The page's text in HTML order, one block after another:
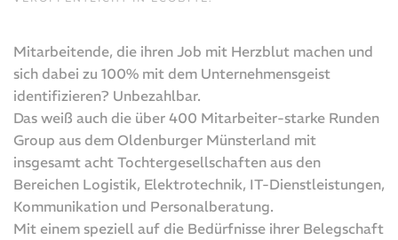
Mitarbeitende, die ihren Job mit Herzblut machen und
sich dabei zu 100% mit dem Unternehmensgeist
identifizieren? Unbezahlbar.
Das weiß auch die über 400 Mitarbeiter-starke Runden
Group aus dem Oldenburger Münsterland mit
insgesamt acht Tochtergesellschaften aus den
Bereichen Logistik, Elektrotechnik, IT-Dienstleistungen,
Kommunikation und Personalberatung.
Mit einem speziell auf die Bedürfnisse ihrer Belegschaft